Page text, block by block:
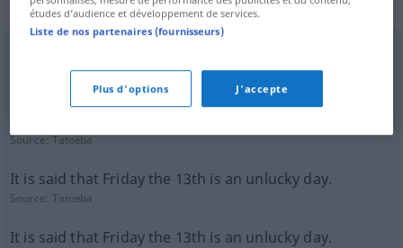
Langenscheidt)
Source:Tatoeba
It is said that Friday the 13th is an unlucky day.
Source:Tatoeba
It is said that Friday the 13th is an unlucky day.
études d’audience et développement de services.
Liste de nos partenaires (fournisseurs)
Plus d'options J'accepte